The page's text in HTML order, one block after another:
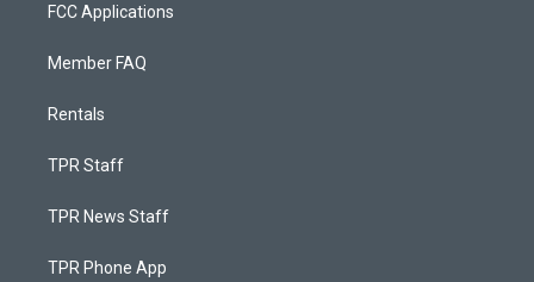
FCC Applications
Member FAQ
Rentals
TPR Staff
TPR News Staff
TPR Phone App